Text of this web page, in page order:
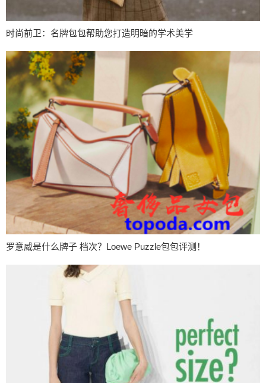
时尚前卫：名牌包包帮助您打造明暗的学术美学
罗意威是什么牌子 档次？Loewe Puzzle包包评测！